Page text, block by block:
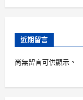
近期留言
尚無留言可供顯示。